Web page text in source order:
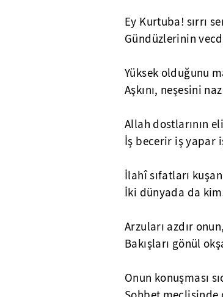
Ey Kurtuba! sırrı
Gündüzlerinin
Yüksek olduğunu
Aşkını, neşesini
Allah dostlarının
İş becerir iş yapar
İlahî sıfatları
İki dünyada da
Arzuları azdır
Bakışları gönül
Onun konuşması